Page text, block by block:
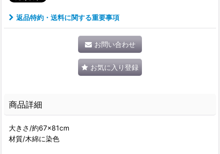
返品特約・送料に関する重要事項
お問い合わせ
お気に入り登録
商品詳細
大きさ/約67×81cm
材質/木綿に染色